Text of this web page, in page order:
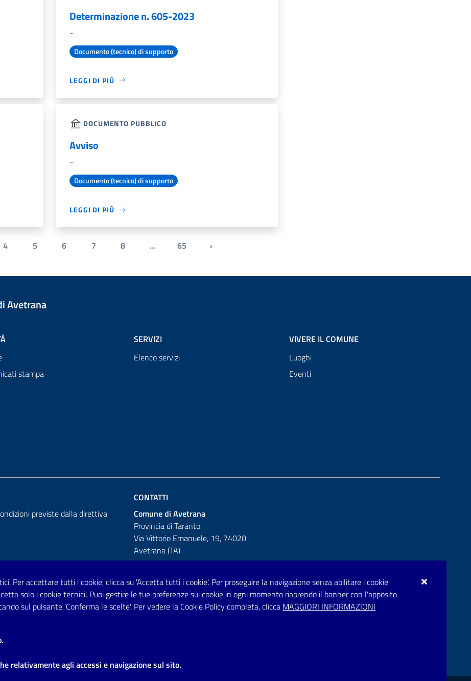
Per accettare tutti i cookie, clicca su 'Accetta tutti i cookie'. Per proseguire la navigazione senza abilitare i cookie
solo i cookie tecnici'. Puoi gestire le tue preferenze sui cookie in ogni momento riaprendo il banner con l'apposito
sul pulsante 'Conferma le scelte'. Per vedere la Cookie Policy completa, clicca MAGGIORI INFORMAZIONI
relativamente agli accessi e navigazione sul sito.
Determinazione n. 605-2023
-
Documento (tecnico) di supporto
LEGGI DI PIÙ
DOCUMENTO PUBBLICO
Avviso
-
Documento (tecnico) di supporto
LEGGI DI PIÙ
4 5 6 7 8 ... 65 Pagina successiva
›
Avetrana
stampa
SERVIZI
Elenco servizi
VIVERE IL COMUNE
Luoghi
Eventi
previste dalla direttiva
CONTATTI
Comune di Avetrana
Provincia di Taranto
Via Vittorio Emanuele, 19, 74020
Avetrana (TA)
Telefono: 0999707766
Fax: 0999704336